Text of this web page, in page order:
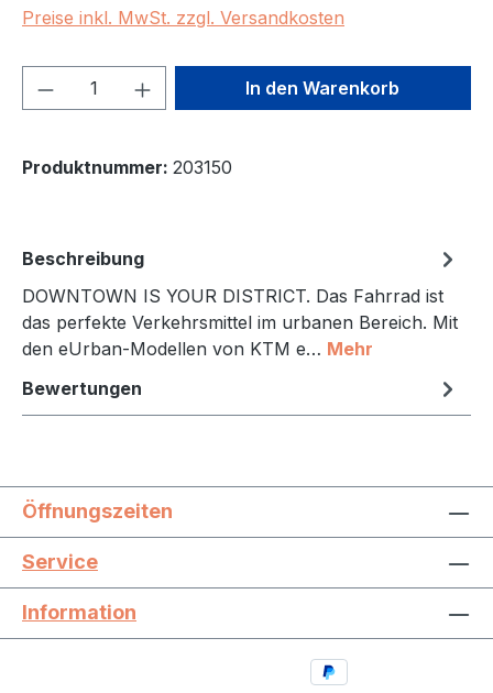
Preise inkl. MwSt. zzgl. Versandkosten
Produkt Anzahl: Gib denIn den Warenkorb
Produktnummer: 203150
Beschreibung
DOWNTOWN IS YOUR DISTRICT. Das Fahrrad ist
das perfekte Verkehrsmittel im urbanen Bereich. Mit
den eUrban-Modellen von KTM e… Mehr
Bewertungen
Öffnungszeiten
Service
Information